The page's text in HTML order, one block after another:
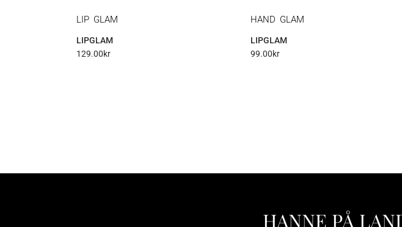
LIP GLAM
LIPGLAM
129.00kr
HAND GLAM
LIPGLAM
99.00kr
HANNE PÅ